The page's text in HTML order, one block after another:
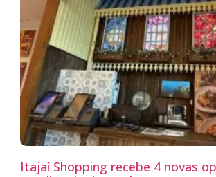
Itajaí Shopping recebe 4 novas